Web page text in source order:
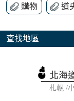
購物 道
查找地區
北海
札幌